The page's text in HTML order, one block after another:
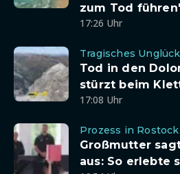
zum Tod
17:26 Uhr
Tragisches Unglück
Tod in den
stürzt beim
17:08 Uhr
Prozess in Rostock
Großmutter
aus: So erlebte